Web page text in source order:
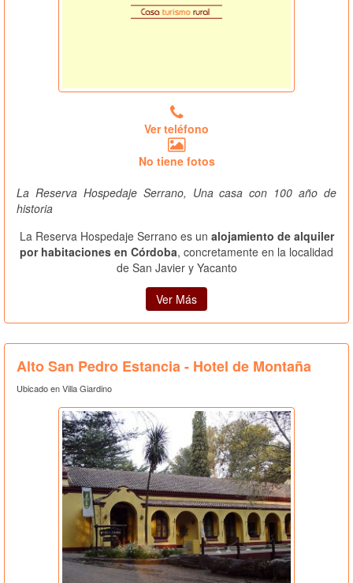
Ver teléfono
No tiene fotos
La Reserva Hospedaje Serrano, Una casa con 100 año de
historia
La Reserva Hospedaje Serrano es un alojamiento de alquiler
por habitaciones en Córdoba, concretamente en la localidad
de San Javier y Yacanto
Ver Más
Alto San Pedro Estancia - Hotel de Montaña
Ubicado en Villa Giardino